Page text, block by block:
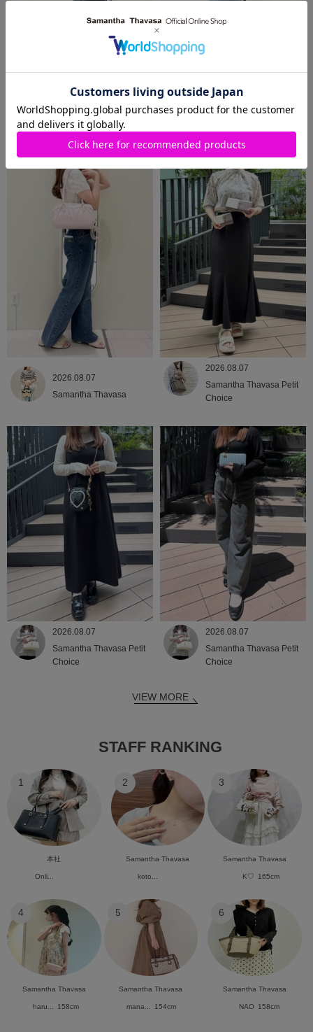
2026.08.09
Samantha Thavasa
2026.08.08
Samantha Thavasa
2026.08.07
Samantha Thavasa
2026.08.07
Samantha Thavasa Petit
Choice
2026.08.07
Samantha Thavasa Petit
Choice
2026.08.07
Samantha Thavasa Petit
Choice
VIEW MORE
STAFF RANKING
1
本社
Onli...
2
Samantha Thavasa
koto...
3
Samantha Thavasa
K♡ 165cm
4
Samantha Thavasa
haru... 158cm
5
Samantha Thavasa
mana... 154cm
6
Samantha Thavasa
NAO 158cm